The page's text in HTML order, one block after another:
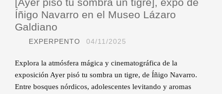
[Ayer pisó tu sombra un tigre], expo de
Íñigo Navarro en el Museo Lázaro
Galdiano
EXPERPENTO 04/11/2025
Explora la atmósfera mágica y cinematográfica de la
exposición Ayer pisó tu sombra un tigre, de Íñigo Navarro.
Entre bosques nórdicos, adolescentes levitando y aromas